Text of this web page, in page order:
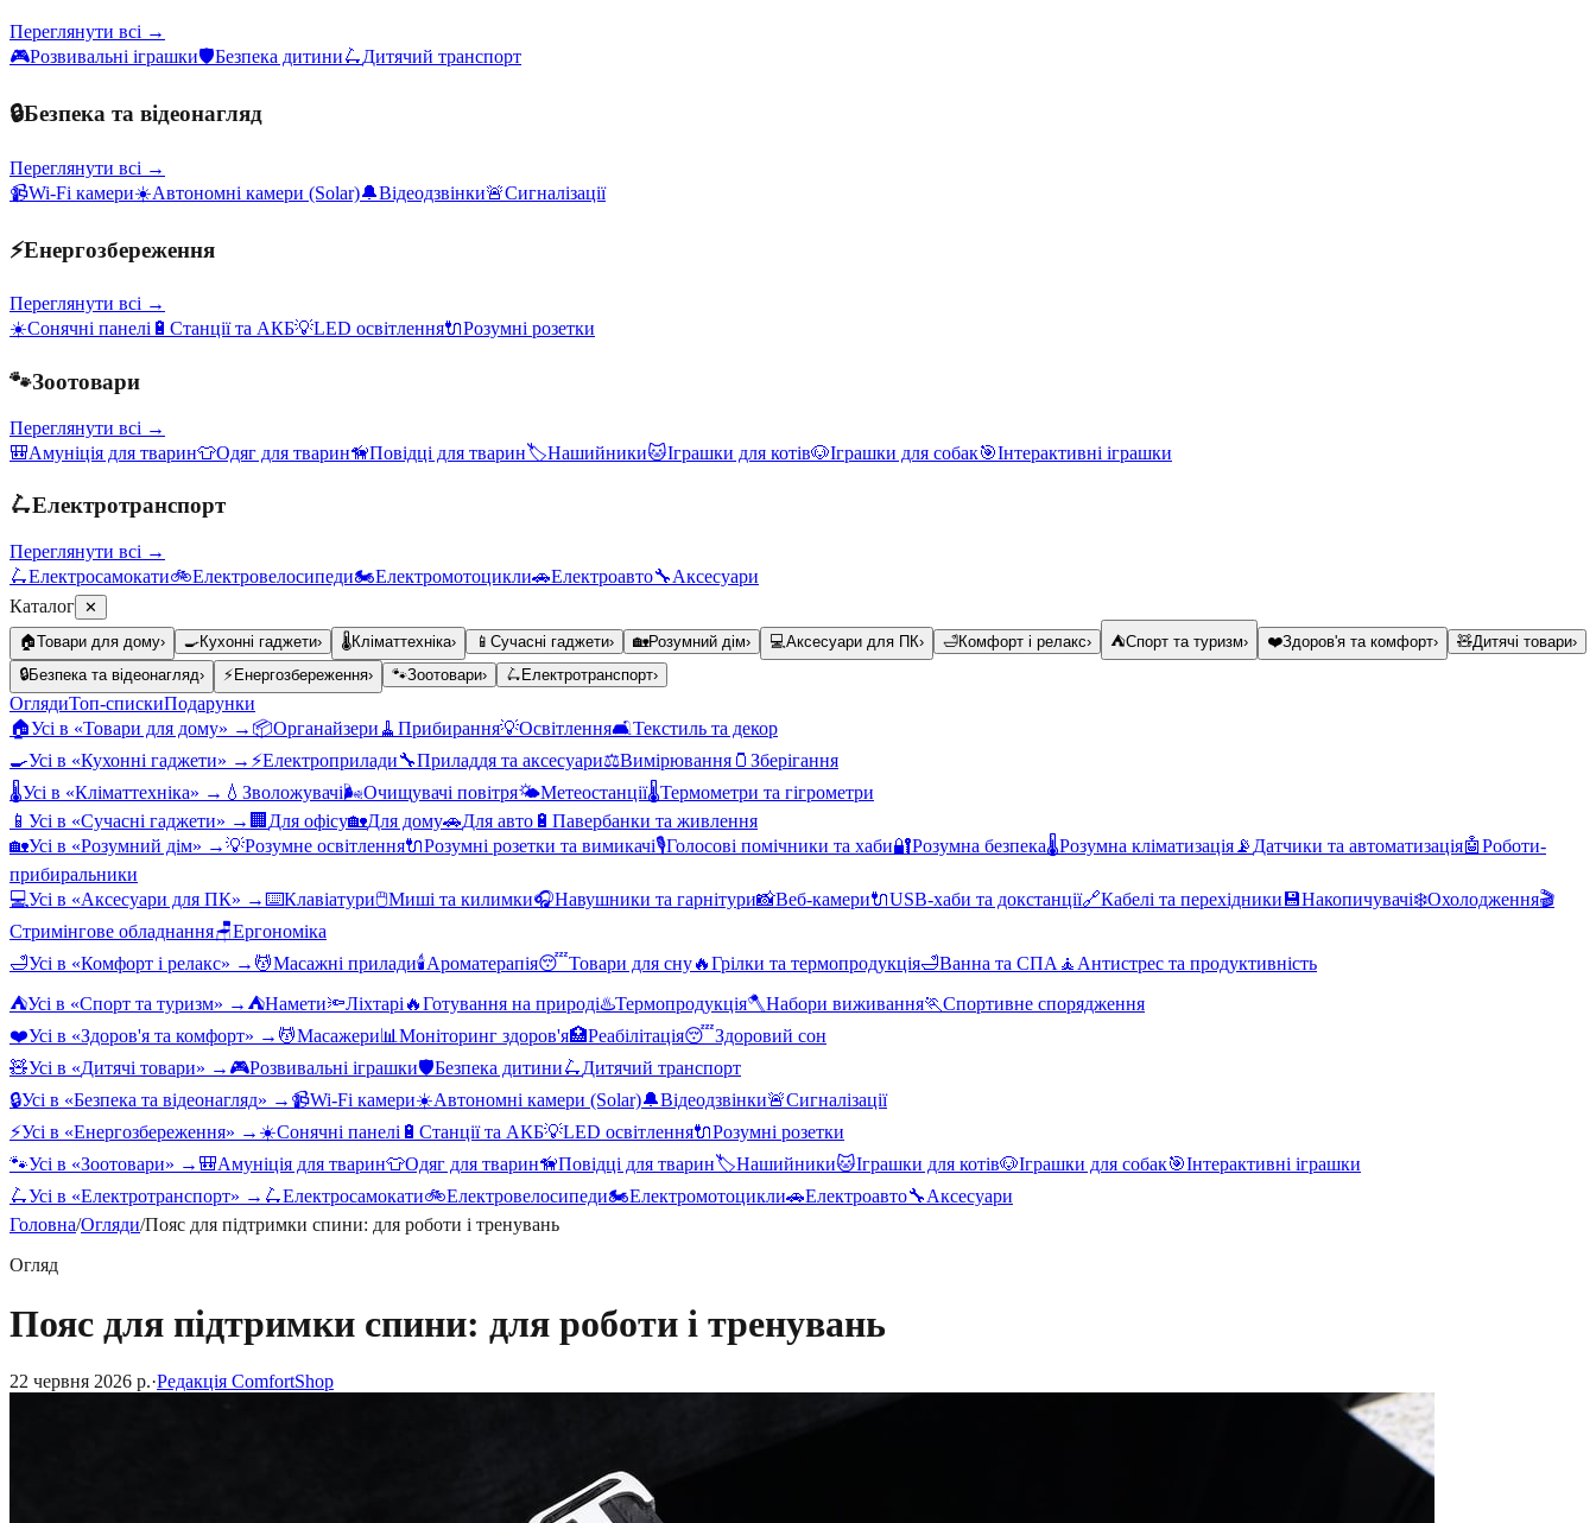
Переглянути всі →
🎮Розвивальні іграшки🛡️Безпека дитини🛴Дитячий транспорт
🔒Безпека та відеонагляд
Переглянути всі →
📹Wi-Fi камери☀️Автономні камери (Solar)🔔Відеодзвінки🚨Сигналізації
⚡Енергозбереження
Переглянути всі →
☀️Сонячні панелі 🔋 Станції та АКБ💡LED освітлення🔌Розумні розетки
🐾Зоотовари
Переглянути всі →
🎒Амуніція для тварин👕Одяг для тварин🦮Повідці для тварин🏷️Нашийники🐱Іграшки для котів🐶Іграшки для собак🎯Інтерактивні іграшки
🛴Електротранспорт
Переглянути всі →
🛴Електросамокати🚲Електровелосипеди🏍️Електромотоцикли🚗Електроавто🔧Аксесуари
Каталог ✕
🏠Товари для дому› 🍳Кухонні гаджети› 🌡️Кліматтехніка› 📱 Сучасні гаджети› 🏡Розумний дім› 💻Аксесуари для ПК› 🛁Комфорт і релакс› ⛺Спорт та туризм› ❤️Здоров'я та комфорт› 🧸Дитячі товари›
🔒Безпека та відеонагляд› ⚡ Енергозбереження› 🐾Зоотовари› 🛴 Електротранспорт›
ОглядиТоп-спискиПодарунки
🏠Усі в «Товари для дому» → 📦Органайзери 🧹 Прибирання💡Освітлення🛋️Текстиль та декор
🍳Усі в «Кухонні гаджети» → ⚡Електроприлади🔧Приладдя та аксесуари⚖️Вимірювання 🫙 Зберігання
🌡️Усі в «Кліматтехніка» → 💧 Зволожувачі🌬️Очищувачі повітря🌤️Метеостанції🌡️Термометри та гігрометри
📱 Усі в «Сучасні гаджети» → 🏢 Для офісу🏡Для дому🚗Для авто 🔋 Павербанки та живлення
🏡Усі в «Розумний дім» →💡Розумне освітлення🔌Розумні розетки та вимикачі🎙️Голосові помічники та хаби🔐Розумна безпека🌡️Розумна кліматизація 📡 Датчики та автоматизація🤖Роботи-
прибиральники
💻Усі в «Аксесуари для ПК» →⌨️Клавіатури🖱️Миші та килимки🎧Навушники та гарнітури📸Веб-камери🔌USB-хаби та докстанції🔗Кабелі та перехідники 💾Накопичувачі❄️Охолодження🎬
Стримінгове обладнання🪑Ергономіка
🛁Усі в «Комфорт і релакс» → 💆Масажні прилади🕯️Ароматерапія😴Товари для сну🔥Грілки та термопродукція🛁Ванна та СПА 🧘 Антистрес та продуктивність
⛺Усі в «Спорт та туризм» → ⛺Намети🔦Ліхтарі 🔥Готування на природі♨️Термопродукція🪓Набори виживання🏃Спортивне спорядження
❤️Усі в «Здоров'я та комфорт» → 💆Масажери📊 Моніторинг здоров'я🏥Реабілітація😴Здоровий сон
🧸Усі в «Дитячі товари» → 🎮Розвивальні іграшки🛡️Безпека дитини🛴Дитячий транспорт
🔒Усі в «Безпека та відеонагляд» → 📹Wi-Fi камери☀️Автономні камери (Solar)🔔Відеодзвінки🚨Сигналізації
⚡Усі в «Енергозбереження» → ☀️Сонячні панелі 🔋 Станції та АКБ💡LED освітлення🔌Розумні розетки
🐾Усі в «Зоотовари» → 🎒Амуніція для тварин👕Одяг для тварин🦮Повідці для тварин🏷️Нашийники🐱Іграшки для котів🐶Іграшки для собак🎯Інтерактивні іграшки
🛴Усі в «Електротранспорт» → 🛴Електросамокати🚲Електровелосипеди🏍️Електромотоцикли🚗Електроавто🔧Аксесуари
Головна/Огляди/Пояс для підтримки спини: для роботи і тренувань
Огляд
Пояс для підтримки спини: для роботи і тренувань
22 червня 2026 р.·Редакція ComfortShop